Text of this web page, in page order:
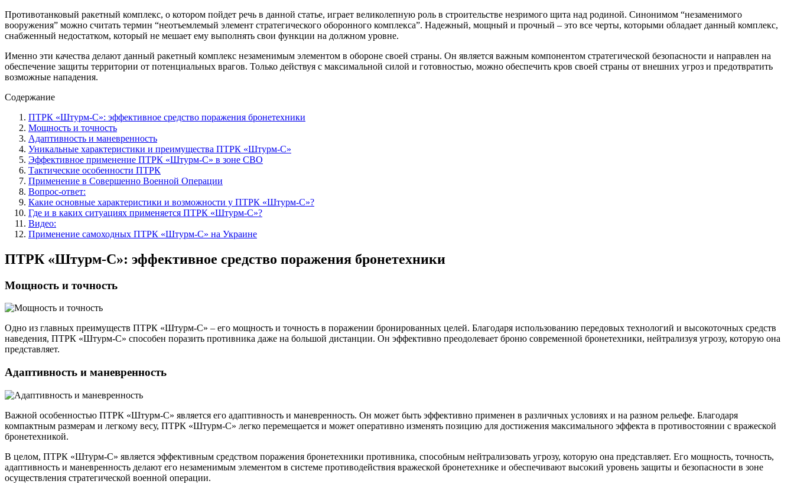
Противотанковый ракетный комплекс, о котором пойдет речь в данной статье, играет великолепную роль в строительстве незримого щита над родиной. Синонимом “незаменимого
вооружения” можно считать термин “неотъемлемый элемент стратегического оборонного комплекса”. Надежный, мощный и прочный – это все черты, которыми обладает данный комплекс,
снабженный недостатком, который не мешает ему выполнять свои функции на должном уровне.
Именно эти качества делают данный ракетный комплекс незаменимым элементом в обороне своей страны. Он является важным компонентом стратегической безопасности и направлен на
обеспечение защиты территории от потенциальных врагов. Только действуя с максимальной силой и готовностью, можно обеспечить кров своей страны от внешних угроз и предотвратить
возможные нападения.
Содержание
ПТРК «Штурм-С»: эффективное средство поражения бронетехники
Мощность и точность
Адаптивность и маневренность
Уникальные характеристики и преимущества ПТРК «Штурм-С»
Эффективное применение ПТРК «Штурм-С» в зоне СВО
Тактические особенности ПТРК
Применение в Совершенно Военной Операции
Вопрос-ответ:
Какие основные характеристики и возможности у ПТРК «Штурм-С»?
Где и в каких ситуациях применяется ПТРК «Штурм-С»?
Видео:
Применение самоходных ПТРК «Штурм-С» на Украине
ПТРК «Штурм-С»: эффективное средство поражения бронетехники
Мощность и точность
Одно из главных преимуществ ПТРК «Штурм-С» – его мощность и точность в поражении бронированных целей. Благодаря использованию передовых технологий и высокоточных средств
наведения, ПТРК «Штурм-С» способен поразить противника даже на большой дистанции. Он эффективно преодолевает броню современной бронетехники, нейтрализуя угрозу, которую она
представляет.
Адаптивность и маневренность
Важной особенностью ПТРК «Штурм-С» является его адаптивность и маневренность. Он может быть эффективно применен в различных условиях и на разном рельефе. Благодаря
компактным размерам и легкому весу, ПТРК «Штурм-С» легко перемещается и может оперативно изменять позицию для достижения максимального эффекта в противостоянии с вражеской
бронетехникой.
В целом, ПТРК «Штурм-С» является эффективным средством поражения бронетехники противника, способным нейтрализовать угрозу, которую она представляет. Его мощность, точность,
адаптивность и маневренность делают его незаменимым элементом в системе противодействия вражеской бронетехнике и обеспечивают высокий уровень защиты и безопасности в зоне
осуществления стратегической военной операции.